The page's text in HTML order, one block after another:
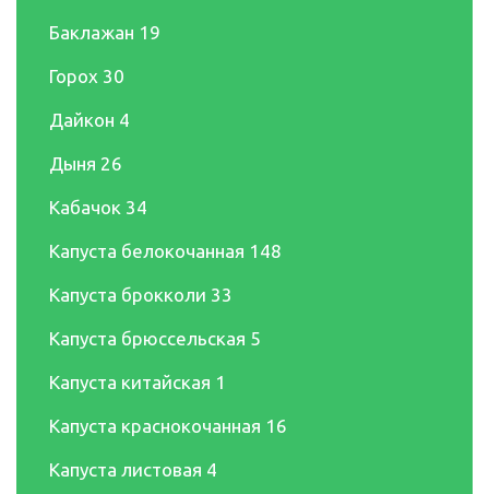
Баклажан 19
Горох 30
Дайкон 4
Дыня 26
Кабачок 34
Капуста белокочанная 148
Капуста брокколи 33
Капуста брюссельская 5
Капуста китайская 1
Капуста краснокочанная 16
Капуста листовая 4